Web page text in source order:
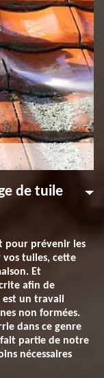
de tuile
pour prévenir les
vos tuiles, cette
Et
afin de
un travail
non formées.
dans ce genre
partie de notre
nécessaires